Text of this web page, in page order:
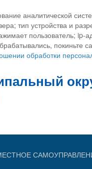
аналитической
тип устройства и
пользователь;
покиньте
обработки